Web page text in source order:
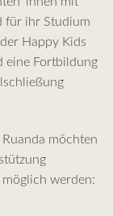
für ihr Studium
Happy Kids
eine Fortbildung
möchten
werden: